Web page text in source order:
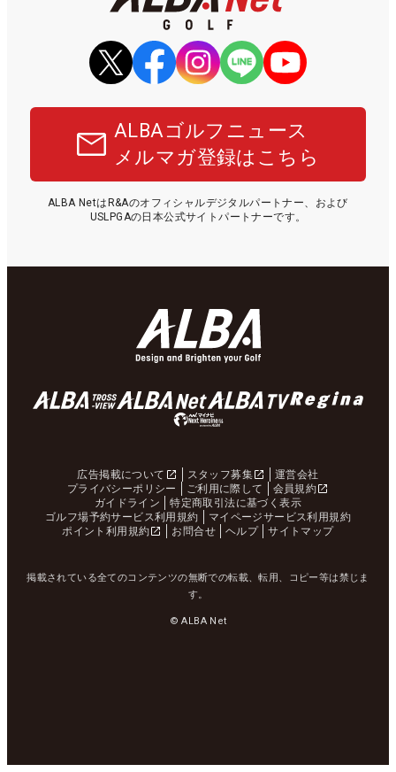
ALBAゴルフニュース
メルマガ登録はこちら
ALBA NetはR&Aのオフィシャルデジタルパートナー、および
USLPGAの日本公式サイトパートナーです。
広告掲載について スタッフ募集
運営会社
プライバシーポリシー
ご利用に際して
会員規約
ガイドライン
特定商取引法に基づく表示
ゴルフ場予約サービス利用規約
マイページサービス利用規約
ポイント利用規約
お問合せ ヘルプ サイトマップ
掲載されている全てのコンテンツの無断での転載、転用、コピー等は禁じま
す。
© ALBA Net